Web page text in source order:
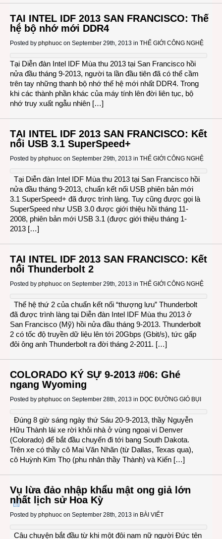
TẠI INTEL IDF 2013 SAN FRANCISCO: Thế
hệ bộ nhớ mới DDR4
Posted by phphuoc on September 29th, 2013 in THẾ GIỚI CÔNG NGHỆ
Tại Diễn đàn Intel IDF Mùa thu 2013 tại San Francisco hồi
nửa đầu tháng 9-2013, người ta lần đầu tiên đã có thể cầm
trên tay những thanh bộ nhớ thế hệ mới nhất DDR4. Trong
khi các thành phần khác của máy tính lên đời liên tục, bộ
nhớ truy xuất ngẫu nhiên […]
TẠI INTEL IDF 2013 SAN FRANCISCO: Kết
nối USB 3.1 SuperSpeed+
Posted by phphuoc on September 29th, 2013 in THẾ GIỚI CÔNG NGHỆ
Tại Diễn đàn Intel IDF Mùa thu 2013 tại San Francisco hồi
nửa đầu tháng 9-2013, chuẩn kết nối USB phiên bản mới
3.1 SuperSpeed+ đã được trình làng. Tuy cũng được gọi là
SuperSpeed như USB 3.0 được giới thiệu hồi tháng 11-
2008, phiên bản mới USB 3.1 (được giới thiệu tháng 1-
2013 […]
TẠI INTEL IDF 2013 SAN FRANCISCO: Kết
nối Thunderbolt 2
Posted by phphuoc on September 29th, 2013 in THẾ GIỚI CÔNG NGHỆ
Thế hệ thứ 2 của chuẩn kết nối “thượng lưu” Thunderbolt
đã được trình làng tại Diễn đàn Intel IDF Mùa thu 2013 ở
San Francisco (Mỹ) hồi nửa đầu tháng 9-2013. Thunderbolt
2 có tốc độ truyền dữ liệu lên tới 20Gbps (Gbit/s), tức gấp
đôi ông anh Thunderbolt ra đời tháng 2-2011. […]
COLORADO KÝ SỰ 9-2013 #06: Ghé
ngang Wyoming
Posted by phphuoc on September 28th, 2013 in DỌC ĐƯỜNG GIÓ BỤI
Đúng 8 giờ sáng ngày thứ Sáu 20-9-2013, thầy Nguyễn
Hữu Thành lái xe rời khỏi nhà ở vùng ngoại vi Denver
(Colorado) để bắt đầu chuyến đi tới bang South Dakota.
Trên xe có thầy cô Mai Văn Nhãn (từ Dallas, Texas qua),
cô Huỳnh Kim Thọ (phu nhân thầy Thành) và Kiến […]
Vụ lừa đảo nhập khẩu mật ong giả lớn
nhất lịch sử Hoa Kỳ
Posted by phphuoc on September 28th, 2013 in BÀI VIẾT
Câu chuyện bắt đầu từ khi một đôi nam nữ người Đức tên